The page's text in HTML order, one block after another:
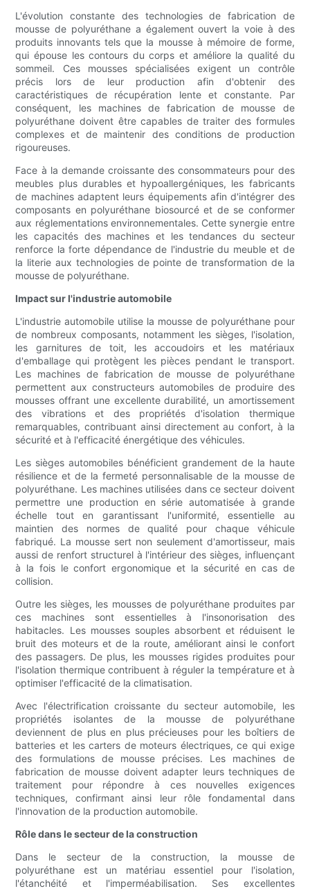
L'évolution constante des technologies de fabrication de
mousse de polyuréthane a également ouvert la voie à des
produits innovants tels que la mousse à mémoire de forme,
qui épouse les contours du corps et améliore la qualité du
sommeil. Ces mousses spécialisées exigent un contrôle
précis lors de leur production afin d'obtenir des
caractéristiques de récupération lente et constante. Par
conséquent, les machines de fabrication de mousse de
polyuréthane doivent être capables de traiter des formules
complexes et de maintenir des conditions de production
rigoureuses.
Face à la demande croissante des consommateurs pour des
meubles plus durables et hypoallergéniques, les fabricants
de machines adaptent leurs équipements afin d'intégrer des
composants en polyuréthane biosourcé et de se conformer
aux réglementations environnementales. Cette synergie entre
les capacités des machines et les tendances du secteur
renforce la forte dépendance de l'industrie du meuble et de
la literie aux technologies de pointe de transformation de la
mousse de polyuréthane.
Impact sur l'industrie automobile
L'industrie automobile utilise la mousse de polyuréthane pour
de nombreux composants, notamment les sièges, l'isolation,
les garnitures de toit, les accoudoirs et les matériaux
d'emballage qui protègent les pièces pendant le transport.
Les machines de fabrication de mousse de polyuréthane
permettent aux constructeurs automobiles de produire des
mousses offrant une excellente durabilité, un amortissement
des vibrations et des propriétés d'isolation thermique
remarquables, contribuant ainsi directement au confort, à la
sécurité et à l'efficacité énergétique des véhicules.
Les sièges automobiles bénéficient grandement de la haute
résilience et de la fermeté personnalisable de la mousse de
polyuréthane. Les machines utilisées dans ce secteur doivent
permettre une production en série automatisée à grande
échelle tout en garantissant l'uniformité, essentielle au
maintien des normes de qualité pour chaque véhicule
fabriqué. La mousse sert non seulement d'amortisseur, mais
aussi de renfort structurel à l'intérieur des sièges, influençant
à la fois le confort ergonomique et la sécurité en cas de
collision.
Outre les sièges, les mousses de polyuréthane produites par
ces machines sont essentielles à l'insonorisation des
habitacles. Les mousses souples absorbent et réduisent le
bruit des moteurs et de la route, améliorant ainsi le confort
des passagers. De plus, les mousses rigides produites pour
l'isolation thermique contribuent à réguler la température et à
optimiser l'efficacité de la climatisation.
Avec l'électrification croissante du secteur automobile, les
propriétés isolantes de la mousse de polyuréthane
deviennent de plus en plus précieuses pour les boîtiers de
batteries et les carters de moteurs électriques, ce qui exige
des formulations de mousse précises. Les machines de
fabrication de mousse doivent adapter leurs techniques de
traitement pour répondre à ces nouvelles exigences
techniques, confirmant ainsi leur rôle fondamental dans
l'innovation de la production automobile.
Rôle dans le secteur de la construction
Dans le secteur de la construction, la mousse de
polyuréthane est un matériau essentiel pour l'isolation,
l'étanchéité et l'imperméabilisation. Ses excellentes